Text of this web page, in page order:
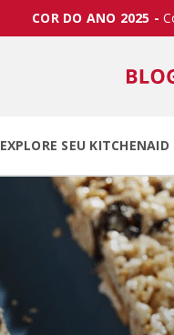
COR DO ANO 2025 -
EXPLORE SEU KITCHENAID